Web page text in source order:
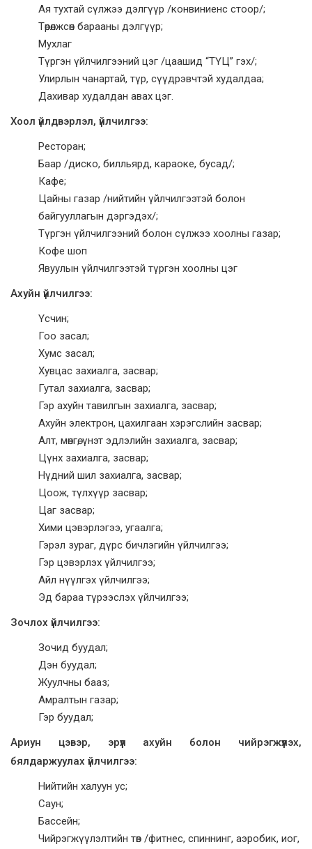
Ая тухтай сүлжээ дэлгүүр /конвиниенс стоор/;
Төрөлжсөн барааны дэлгүүр;
Мухлаг
Түргэн үйлчилгээний цэг /цаашид “ТҮЦ” гэх/;
Улирлын чанартай, түр, сүүдрэвчтэй худалдаа;
Дахивар худалдан авах цэг.
Хоол үйлдвэрлэл, үйлчилгээ:
Ресторан;
Баар /диско, билльярд, караоке, бусад/;
Кафе;
Цайны газар /нийтийн үйлчилгээтэй болон
байгууллагын дэргэдэх/;
Түргэн үйлчилгээний болон сүлжээ хоолны газар;
Кофе шоп
Явуулын үйлчилгээтэй түргэн хоолны цэг
Ахуйн үйлчилгээ:
Үсчин;
Гоо засал;
Хумс засал;
Хувцас захиалга, засвар;
Гутал захиалга, засвар;
Гэр ахуйн тавилгын захиалга, засвар;
Ахуйн электрон, цахилгаан хэрэгслийн засвар;
Алт, мөнгө, үнэт эдлэлийн захиалга, засвар;
Цүнх захиалга, засвар;
Нүдний шил захиалга, засвар;
Цоож, түлхүүр засвар;
Цаг засвар;
Хими цэвэрлэгээ, угаалга;
Гэрэл зураг, дүрс бичлэгийн үйлчилгээ;
Гэр цэвэрлэх үйлчилгээ;
Айл нүүлгэх үйлчилгээ;
Эд бараа түрээслэх үйлчилгээ;
Зочлох үйлчилгээ:
Зочид буудал;
Дэн буудал;
Жуулчны бааз;
Амралтын газар;
Гэр буудал;
Ариун цэвэр, эрүүл ахуйн болон чийрэгжүүлэх,
бялдаржуулах үйлчилгээ:
Нийтийн халуун ус;
Саун;
Бассейн;
Чийрэгжүүлэлтийн төв /фитнес, спиннинг, аэробик, иог,